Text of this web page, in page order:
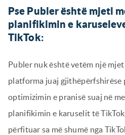
Pse Publer është mjeti
planifikimin e
TikTok:
Publer nuk është vetëm një
platforma juaj gjithëpërfshirëse
optimizimin e pranisë suaj në
planifikimin e karuselit të
përfituar sa më shumë nga